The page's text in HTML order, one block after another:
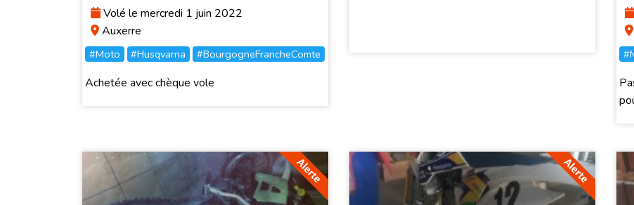
Volé le mercredi 1 juin 2022
Auxerre
#Moto #Husqvarna #BourgogneFrancheComte
Achetée avec chèque vole